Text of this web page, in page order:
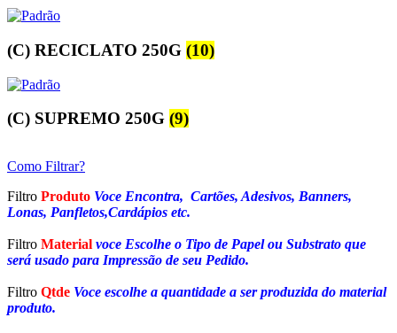
(C) RECICLATO 250G (10)
(C) SUPREMO 250G (9)
Como Filtrar?
Filtro Produto Voce Encontra, Cartões, Adesivos, Banners,
Lonas, Panfletos,Cardápios etc.
Filtro Material voce Escolhe o Tipo de Papel ou Substrato que
será usado para Impressão de seu Pedido.
Filtro Qtde Voce escolhe a quantidade a ser produzida do material
produto.